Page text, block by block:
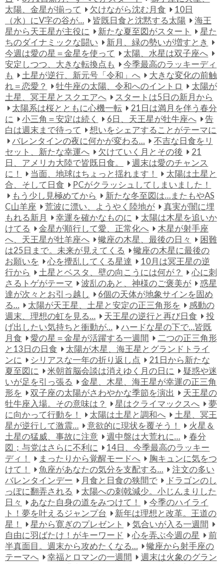
太陽、金星が揃って
欠けながら沈む月食
10日
（水）にV字の谷が…
皆既日食と沈黙する太陽
海王
星から天王星が主役に
新たな夏至図がスタート
星た
ちのダイナミックな闘い
新月、緑の勢いが増すとき
今週は愛の星＝金星を使って
太陽、水星は双子座へ
安定しつつ、大きな転換点も
今季最高のラッキーディ
も
土星が逆行、新元号「令和」へ
大きな変化の前触
れ＝恋愛？
牡牛座の太陽、令和へのイントロ
太陽が
土星、冥王星とスクエアへ
スタートは5日の新月から
太陽系は桜とともに心機一転
21日は満月を伴う春分
に
小三角＝安定は続く 6日、天王星が牡牛座へ
告
白は週末まで待って
想いをシェアすることがテーマに
バレンタインの夜に何かが変わる…
不吉な日食をリ
セット、新たな幸運へ
欠けていく月とその後
21
日、アメリカ大陸で皆既日食。
週末は愛のチャンス
に！
当面、地球はちょっと揺れます！
太陽は土星と
合、そして日食
PCがクラッシュしてしまいました！
もう少し見極めてから
新たな冬至図は…またもやAS
C山羊座
荒波に漂い、ようやく陸地が
真実が闇に埋
もれる新月
幸運を確かなものに
太陽は木星を追いか
けてる
金星が順行して愛、正常化へ
木星が射手座
へ、天王星が牡羊座へ
蠍座の木星、最後の日々
困難
は25日まで。未来が見えてくる
蠍座の木星に最後の
お願いを
心を攪乱してくる星達
10月は冥王星の逆
行から
土星とベスタ、壁の向こうには何が？
心に刺
さるトゲがテーマ
波乱のあと、神様のご褒美が
惑星
達が次々とお引っ越し
6個の天体が地象サインを固め
る…
太陽が天王星、土星と安定の正三角形を
感動の
週末、理想の虹を見る…
天王星の逆行と再び日食
投
げ出したい気持ちと衝動が…
ハードな星の下で…皆既
月食
愛の星＝金星が活躍する一週間
二つの正三角形
と13日の日食
太陽が木星、海王星とグランドトライ
ンに
シリアスな一年の折り返し点
21日から新たな
夏至図に
米朝首脳会談は消えゆく月の日に
疑惑や迷
いが足を引っ張る
金星、木星、海王星が幸運の正三角
形を
双子座の太陽がさわやかな季節を演出
天王星の
牡牛座入場。その意味は？
星はクライマックスへ
夢
に向かって行動を！
太陽は土星と調和へ
土星、冥王
星が逆行して激震…
意欲的に現状を覆そう！
火星＆
土星の猛威、事故に注意
週中盤は大荒れに…
春分
図；与党はさらに不利に
14日、今季最高のラッキー
ディ！
まったりから覚醒モードへ
胸キュンに気をつ
けて！
魚座があなたの気分を支配する…
注文の多い
バレンタインデー
月食と日食の狭間で
ドラゴンのし
っぽに翻弄される
太陽への刺戟減少。小じんまりした
日々
あなた自身の道をみつけて！
今季のハイライ
ト！夢を叶えるジャンプ台
新年は理想と改革。王道の
星！
星から寛ぎのプレゼント
気合いが入る一週間
自由に羽ばたけ！がキーワード
心を弄ぶ今週の星
前
半真面目。週末から攻めたくなる…
蠍座から射手座の
テーマへ
幸福とロマンの一週間
週末は火象のグラン